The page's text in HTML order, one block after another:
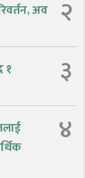
अव
२
१
३
४